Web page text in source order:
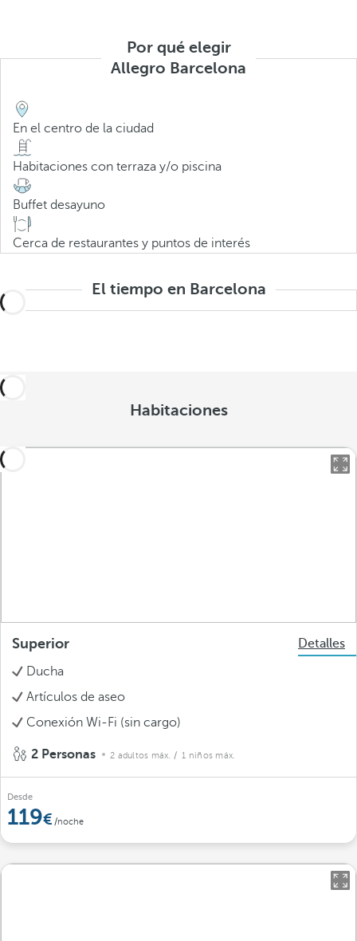
Por qué elegir
Allegro Barcelona
En el centro de la ciudad
Habitaciones con terraza y/o piscina
Buffet desayuno
Cerca de restaurantes y puntos de interés
El tiempo en Barcelona
Habitaciones
Superior
Detalles
Ducha
Artículos de aseo
Conexión Wi-Fi (sin cargo)
2 Personas 2 adultos máx. / 1 niños máx.
Desde
119 /noche